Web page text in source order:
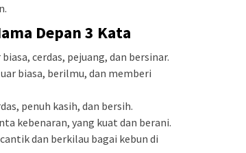
Depan 3 Kata
cerdas, pejuang, dan bersinar.
biasa, berilmu, dan memberi
penuh kasih, dan bersih.
kebenaran, yang kuat dan berani.
dan berkilau bagai kebun di